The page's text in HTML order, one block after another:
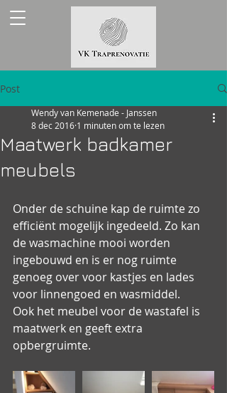
Post
Maatwerk badkamer
meubels
Wendy van Kemenade - Janssen
8 dec 2016 1 minuten om te lezen
Onder de schuine kap de ruimte zo
efficiënt mogelijk ingedeeld. Zo kan
de wasmachine mooi worden
ingebouwd en is er nog ruimte
genoeg over voor kastjes en lades
voor linnengoed en wasmiddel.
Ook het meubel voor de wastafel is
maatwerk en geeft extra
opbergruimte.